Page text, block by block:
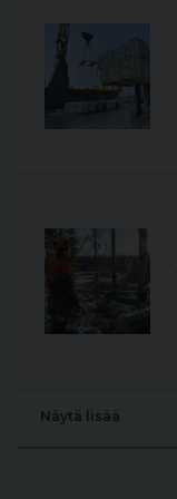
Näytä lisää